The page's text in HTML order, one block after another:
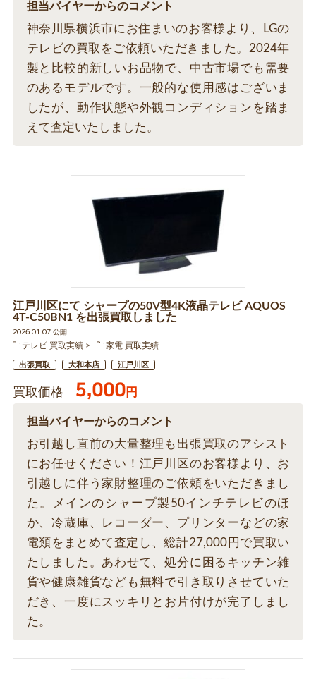
担当バイヤーからのコメント
神奈川県横浜市にお住まいのお客様より、LGの
テレビの買取をご依頼いただきました。2024年
製と比較的新しいお品物で、中古市場でも需要
のあるモデルです。一般的な使用感はございま
したが、動作状態や外観コンディションを踏ま
えて査定いたしました。
江戸川区にて シャープの50V型4K液晶テレビ AQUOS
4T-C50BN1 を出張買取しました
2026.01.07 公開
テレビ 買取実績
家電 買取実績
出張買取 大和本店 江戸川区
買取価格 5,000円
担当バイヤーからのコメント
お引越し直前の大量整理も出張買取のアシスト
にお任せください！江戸川区のお客様より、お
引越しに伴う家財整理のご依頼をいただきまし
た。メインのシャープ製50インチテレビのほ
か、冷蔵庫、レコーダー、プリンターなどの家
電類をまとめて査定し、総計27,000円で買取い
たしました。あわせて、処分に困るキッチン雑
貨や健康雑貨なども無料で引き取りさせていた
だき、一度にスッキリとお片付けが完了しまし
た。